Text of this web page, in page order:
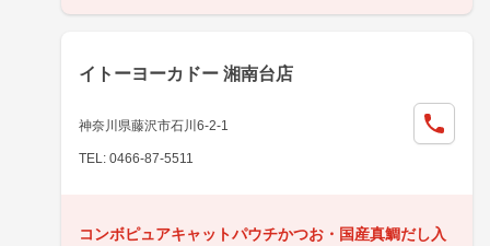
イトーヨーカドー 湘南台店
神奈川県藤沢市石川6-2-1
TEL: 0466-87-5511
コンボピュアキャットパウチかつお・国産真鯛だし入